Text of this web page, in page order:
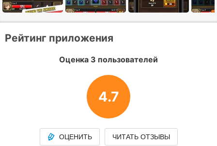
Рейтинг приложения
Оценка 3 пользователей
4.7
ОЦЕНИТЬ ЧИТАТЬ ОТЗЫВЫ